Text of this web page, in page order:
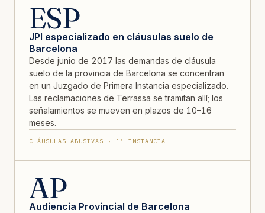
ESP
JPI especializado en cláusulas suelo de
Barcelona
Desde junio de 2017 las demandas de cláusula
suelo de la provincia de Barcelona se concentran
en un Juzgado de Primera Instancia especializado.
Las reclamaciones de Terrassa se tramitan allí; los
señalamientos se mueven en plazos de 10–16
meses.
CLÁUSULAS ABUSIVAS · 1ª INSTANCIA
AP
Audiencia Provincial de Barcelona